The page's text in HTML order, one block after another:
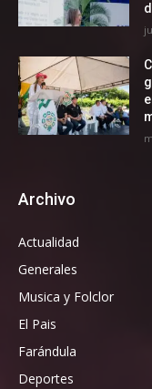
Archivo
Actualidad
Generales
Musica y Folclor
El Pais
Farándula
Deportes